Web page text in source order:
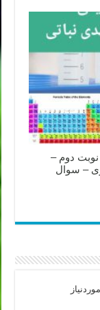
سختترین سوال شیمی کنکور تجربی ۱۴۰۲ نوبت دوم –
– سوال